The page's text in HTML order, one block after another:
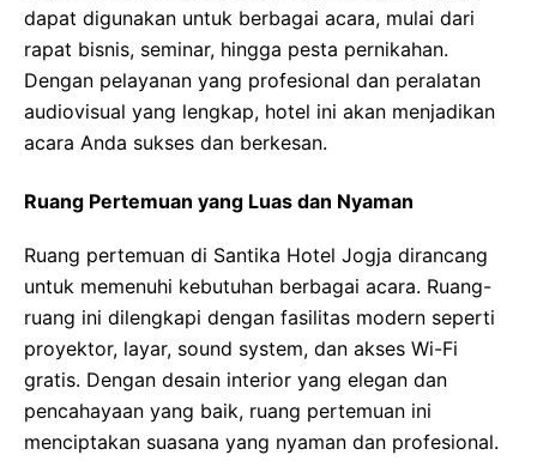
dapat digunakan untuk berbagai acara, mulai dari
rapat bisnis, seminar, hingga pesta pernikahan.
Dengan pelayanan yang profesional dan peralatan
audiovisual yang lengkap, hotel ini akan menjadikan
acara Anda sukses dan berkesan.
Ruang Pertemuan yang Luas dan Nyaman
Ruang pertemuan di Santika Hotel Jogja dirancang
untuk memenuhi kebutuhan berbagai acara. Ruang-
ruang ini dilengkapi dengan fasilitas modern seperti
proyektor, layar, sound system, dan akses Wi-Fi
gratis. Dengan desain interior yang elegan dan
pencahayaan yang baik, ruang pertemuan ini
menciptakan suasana yang nyaman dan profesional.